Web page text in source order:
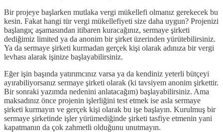
Bir projeye başlarken mutlaka vergi mükellefi olmanız gerekecek bu
kesin. Fakat hangi tür vergi mükellefiyeti size daha uygun? Projenizi
başlangıç aşamasından itibaren kuracağınız, sermaye şirketi
dediğimiz limited ya da anonim bir şirket üzerinden yürütebilirsiniz.
Ya da sermaye şirketi kurmadan gerçek kişi olarak adınıza bir vergi
levhası alarak işinize başlayabilirsiniz.
Eğer işin başında yatırımcınız varsa ya da kendiniz yeterli bütçeyi
ayırabiliyorsanız sermaye şirketi olarak (ki tavsiyem anonim şirkettir.
Bir sonraki yazımda nedenini anlatacağım) başlayabilirsiniz. Ama
maksadınız önce projenin işlerliğini test etmek ise asla sermaye
şirketi kurmayın ve gerçek kişi olarak bu işe başlayın. Kurulmuş bir
sermaye şirketinde işler yürümediğinde şirketi tasfiye etmenin yani
kapatmanın da çok zahmetli olduğunu unutmayın.